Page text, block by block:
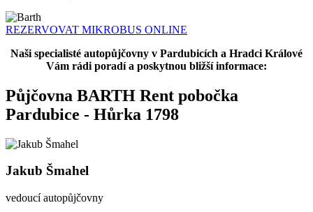
REZERVOVAT MIKROBUS ONLINE
Naši specialisté autopůjčovny v Pardubicích a Hradci Králové
Vám rádi poradí a poskytnou bližší informace:
Půjčovna BARTH Rent pobočka
Pardubice - Hůrka 1798
Jakub Šmahel
vedoucí autopůjčovny